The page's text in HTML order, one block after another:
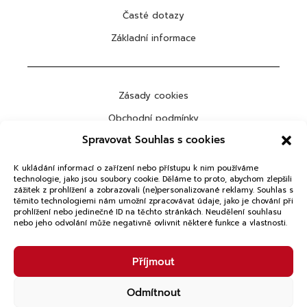
Spravovat Souhlas s cookies
K ukládání informací o zařízení nebo přístupu k nim používáme
technologie, jako jsou soubory cookie. Děláme to proto, abychom zlepšili
zážitek z prohlížení a zobrazovali (ne)personalizované reklamy. Souhlas s
těmito technologiemi nám umožní zpracovávat údaje, jako je chování při
prohlížení nebo jedinečné ID na těchto stránkách. Neudělení souhlasu
nebo jeho odvolání může negativně ovlivnit některé funkce a vlastnosti.
Příjmout
Odmítnout
Časté dotazy
Základní informace
Zásady cookies
Obchodní podmínky
Ochrana osobních údajů
ODEBÍRAT
Copyright © 2026 VTGLAB. Všechna práva vyhrazena.
Powered byStudio Lonel